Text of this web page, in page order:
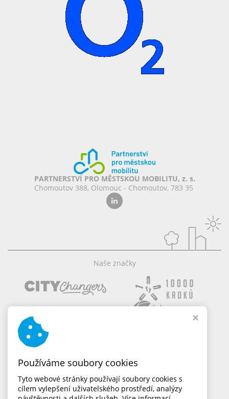
PARTNERSTVÍ PRO MĚSTSKOU MOBILITU, z. s.
Chomoutov 388, Olomouc - Chomoutov, 783 35
Naše značky
Používáme soubory cookies
Tyto webové stránky používají soubory cookies s
cílem vylepšení uživatelského prostředí, analýzy